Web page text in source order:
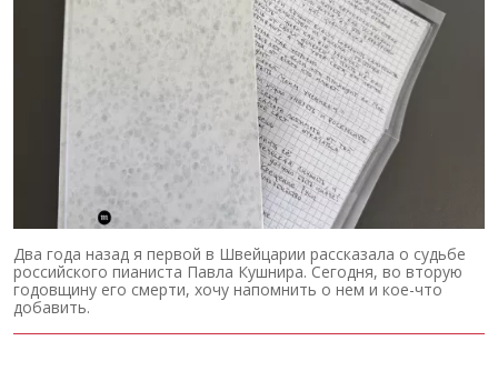
Два года назад я первой в Швейцарии рассказала о судьбе
российского пианиста Павла Кушнира. Сегодня, во вторую
годовщину его смерти, хочу напомнить о нем и кое-что
добавить.